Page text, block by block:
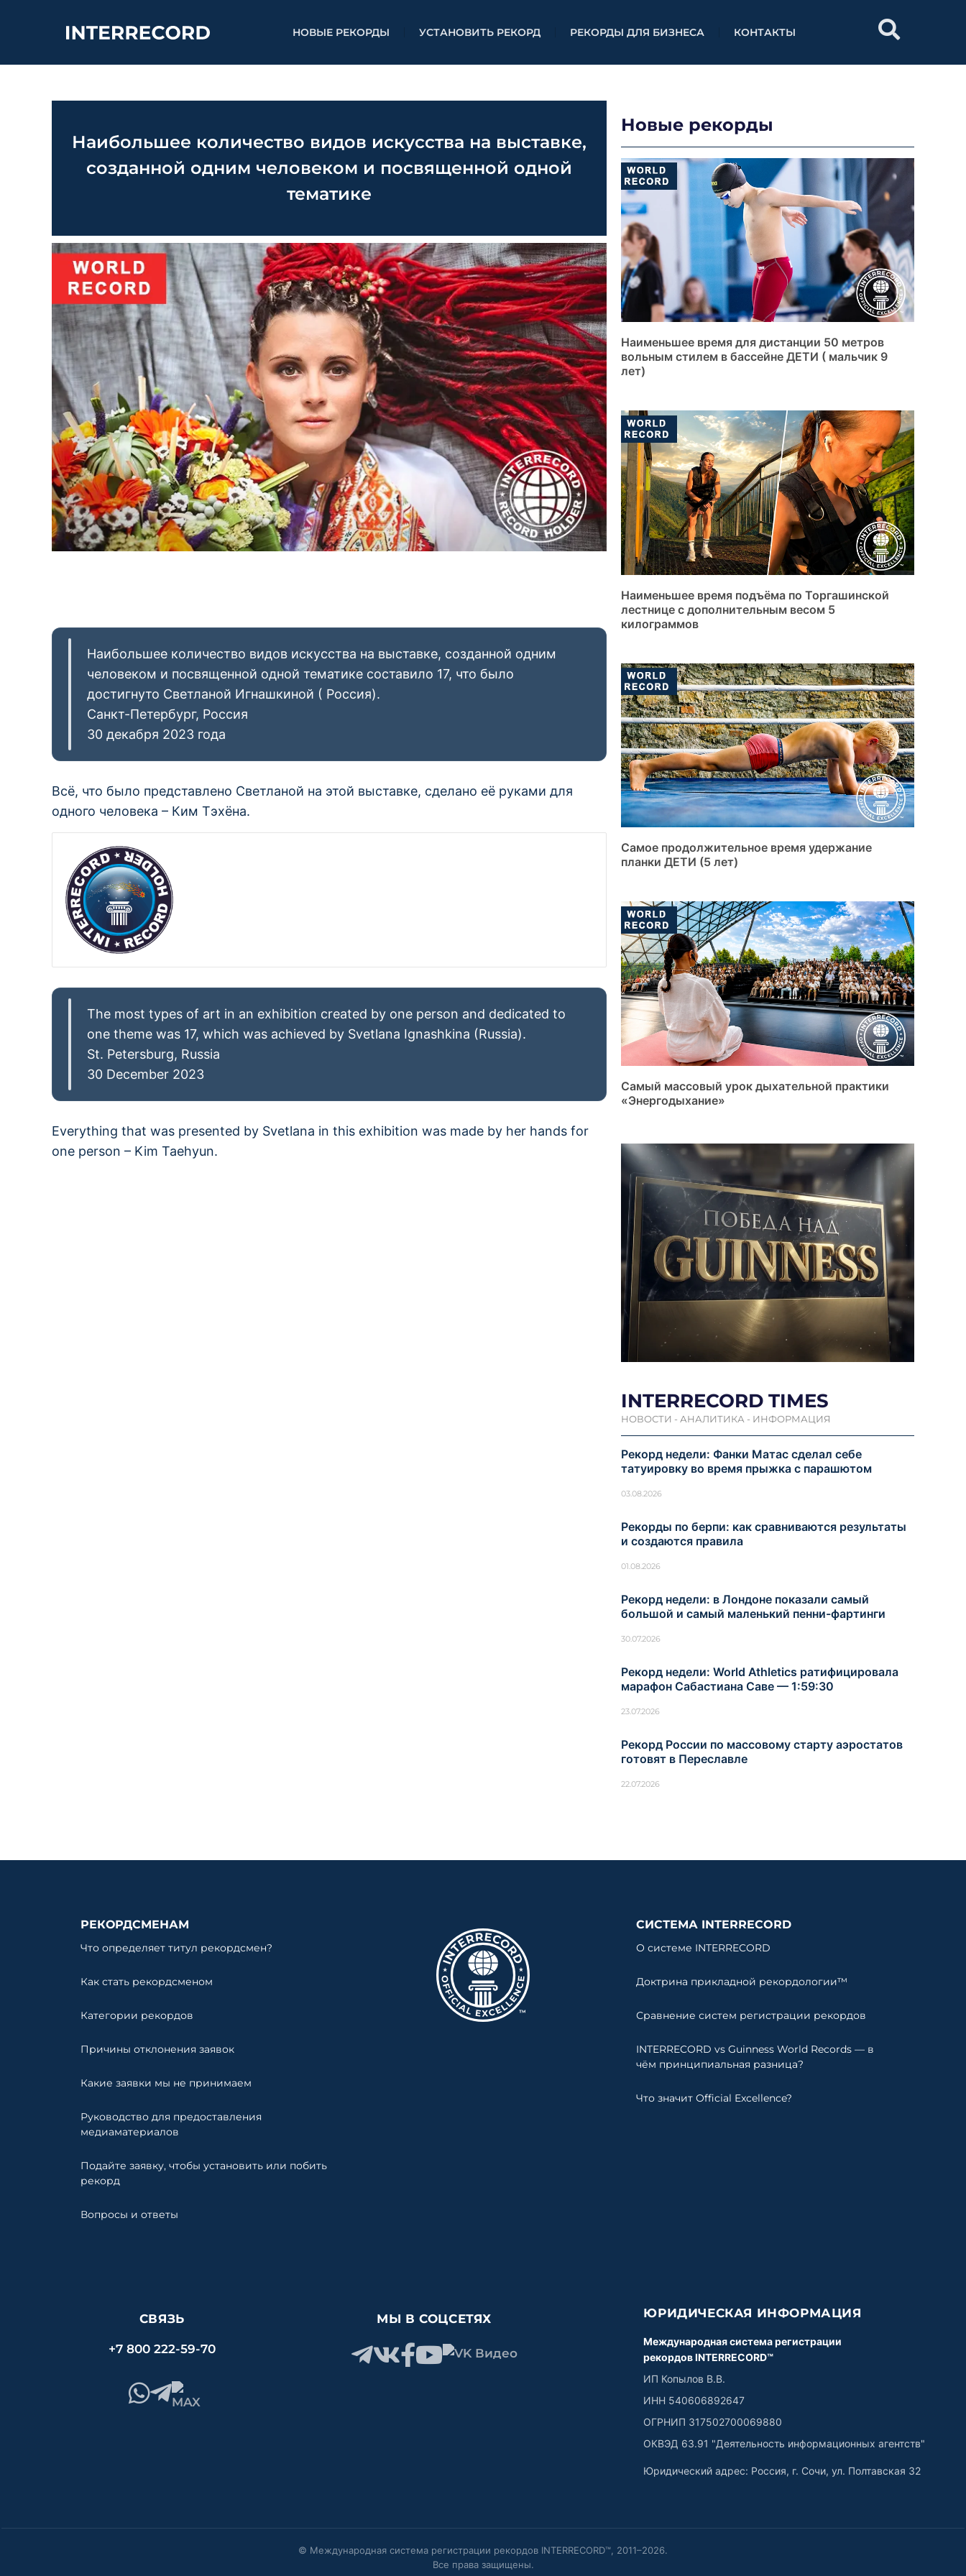
НОВЫЕ РЕКОРДЫ УСТАНОВИТЬ РЕКОРД РЕКОРДЫ ДЛЯ БИЗНЕСА КОНТАКТЫ
Наибольшее количество видов искусства на выставке,
созданной одним человеком и посвященной одной
тематике
Наибольшее количество видов искусства на выставке, созданной одним
человеком и посвященной одной тематике составило 17, что было
достигнуто Светланой Игнашкиной ( Россия).
Санкт-Петербург, Россия
30 декабря 2023 года
Всё, что было представлено Светланой на этой выставке, сделано её руками для
одного человека – Ким Тэхёна.
The most types of art in an exhibition created by one person and dedicated to
one theme was 17, which was achieved by Svetlana Ignashkina (Russia).
St. Petersburg, Russia
30 December 2023
Everything that was presented by Svetlana in this exhibition was made by her hands for
one person – Kim Taehyun.
Новые рекорды
Наименьшее время для дистанции 50 метров
вольным стилем в бассейне ДЕТИ ( мальчик 9
лет)
Наименьшее время подъёма по Торгашинской
лестнице с дополнительным весом 5
килограммов
Самое продолжительное время удержание
планки ДЕТИ (5 лет)
Самый массовый урок дыхательной практики
«Энергодыхание»
INTERRECORD TIMES
НОВОСТИ - АНАЛИТИКА - ИНФОРМАЦИЯ
Рекорд недели: Фанки Матас сделал себе
татуировку во время прыжка с парашютом
03.08.2026
Рекорды по берпи: как сравниваются результаты
и создаются правила
01.08.2026
Рекорд недели: в Лондоне показали самый
большой и самый маленький пенни-фартинги
30.07.2026
Рекорд недели: World Athletics ратифицировала
марафон Сабастиана Саве — 1:59:30
23.07.2026
Рекорд России по массовому старту аэростатов
готовят в Переславле
22.07.2026
РЕКОРДСМЕНАМ
Что определяет титул рекордсмен?
Как стать рекордсменом
Категории рекордов
Причины отклонения заявок
Какие заявки мы не принимаем
Руководство для предоставления
медиаматериалов
Подайте заявку, чтобы установить или побить
рекорд
Вопросы и ответы
СИСТЕМА INTERRECORD
О системе INTERRECORD
Доктрина прикладной рекордологии™
Сравнение систем регистрации рекордов
INTERRECORD vs Guinness World Records — в
чём принципиальная разница?
Что значит Official Excellence?
СВЯЗЬ
+7 800 222-59-70
МЫ В СОЦСЕТЯХ ЮРИДИЧЕСКАЯ ИНФОРМАЦИЯ
Международная система регистрации
рекордов INTERRECORD™
ИП Копылов В.В.
ИНН 540606892647
ОГРНИП 317502700069880
ОКВЭД 63.91 "Деятельность информационных агентств"
Юридический адрес: Россия, г. Сочи, ул. Полтавская 32
© Международная система регистрации рекордов INTERRECORD™, 2011–2026.
Все права защищены.